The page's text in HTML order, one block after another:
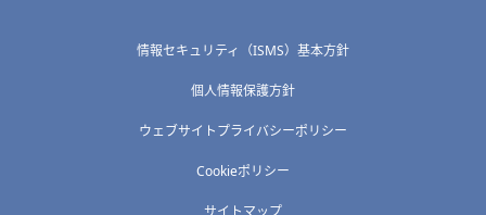
情報セキュリティ（ISMS）基本方針
個人情報保護方針
ウェブサイトプライバシーポリシー
Cookieポリシー